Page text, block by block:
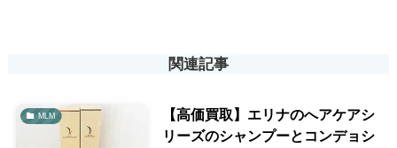
関連記事
MLM
【高価買取】エリナのへアケアシ
リーズのシャンプーとコンデョシ